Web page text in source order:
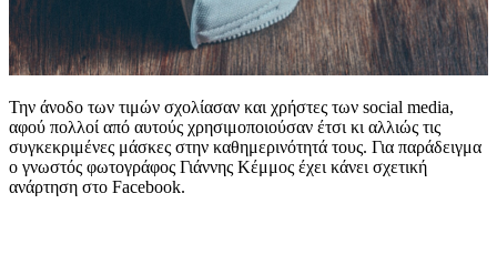
Την άνοδο των τιμών σχολίασαν και χρήστες των social media,
αφού πολλοί από αυτούς χρησιμοποιούσαν έτσι κι αλλιώς τις
συγκεκριμένες μάσκες στην καθημερινότητά τους. Για παράδειγμα
ο γνωστός φωτογράφος Γιάννης Κέμμος έχει κάνει σχετική
ανάρτηση στο Facebook.